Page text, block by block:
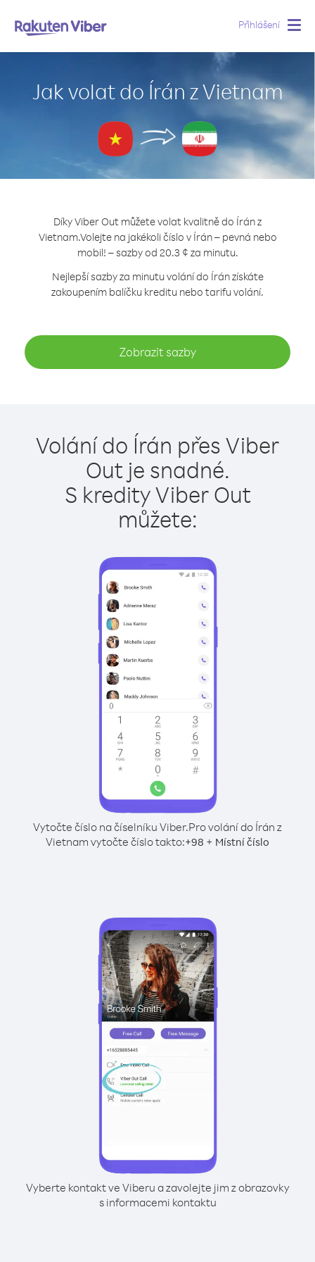
Přihlášení
Jak volat do Írán z Vietnam
Díky Viber Out můžete volat kvalitně do Írán z
Vietnam.Volejte na jakékoli číslo v Írán – pevná nebo
mobil! – sazby od 20.3 ¢ za minutu.
Nejlepší sazby za minutu volání do Írán získáte
zakoupením balíčku kreditu nebo tarifu volání.
Zobrazit sazby
Volání do Írán přes Viber
Out je snadné.
S kredity Viber Out
můžete:
Vytočte číslo na číselníku Viber.Pro volání do Írán z
Vietnam vytočte číslo takto:+98 + Místní číslo
Vyberte kontakt ve Viberu a zavolejte jim z obrazovky
s informacemi kontaktu